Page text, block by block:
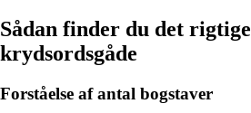
Sådan finder du det
krydsordsgåde
Forståelse af antal bogstaver